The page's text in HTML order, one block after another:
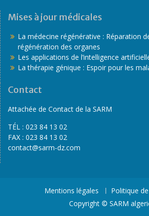
Mises à jour médicales
La médecine régénérative : Réparation
régénération des organes
Les applications de l’intelligence
La thérapie génique : Espoir pour les
Contact
Attachée de Contact de la SARM
TÉL : 023 84 13 02
FAX : 023 84 13 02
contact@sarm-dz.com
Mentions légales
Politique
Copyright © SARM